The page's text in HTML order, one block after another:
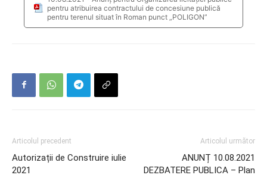
pentru atribuirea contractului de concesiune publică
pentru terenul situat în Roman punct „POLIGON”
Articolul precedent
Autorizații de Construire iulie
2021
Articolul următor
ANUNȚ 10.08.2021
DEZBATERE PUBLICA – Plan